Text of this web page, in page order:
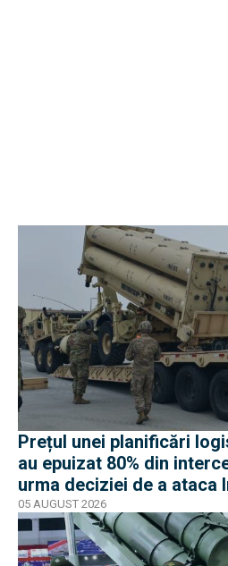
Prețul unei planificări
au epuizat 80% din
urma deciziei de a ataca
05 AUGUST 2026